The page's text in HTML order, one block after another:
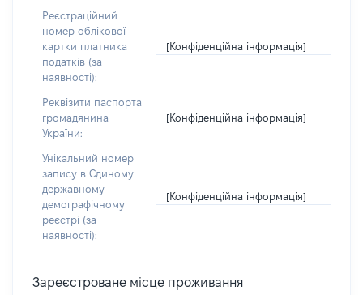
Реєстраційний
номер облікової
картки платника
податків (за
наявності):
[Конфіденційна інформація]
Реквізити паспорта
громадянина
України:
[Конфіденційна інформація]
Унікальний номер
запису в Єдиному
державному
демографічному
реєстрі (за
наявності):
[Конфіденційна інформація]
Зареєстроване місце проживання